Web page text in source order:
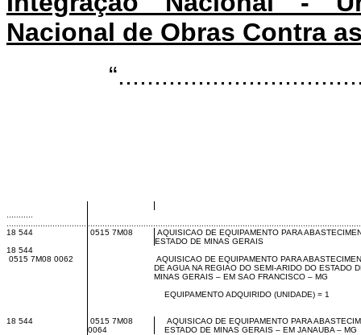
Nacional de Obras Contra
18 544
0515 7M08
AQUISICAO DE EQUIPAMENTO PARA
ESTADO DE MINAS GERAIS
18 544
0515 7M08 0062
AQUISICAO DE EQUIPAMENTO PARA
DE AGUA NA REGIAO DO SEMI-ARIDO DO ESTADO
MINAS GERAIS – EM SAO FRANCISCO – MG
EQUIPAMENTO ADQUIRIDO (UNIDADE) = 1
18 544
0515 7M08
0064
AQUISICAO DE EQUIPAMENTO PARA
ESTADO DE MINAS GERAIS – EM JANAUBA – MG